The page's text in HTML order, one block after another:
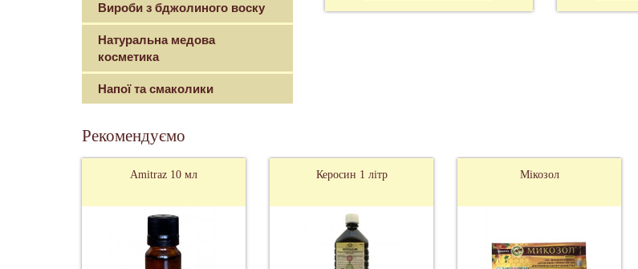
Вироби з бджолиного воску
Натуральна медова
косметика
Напої та смаколики
Рекомендуємо
Amitraz 10 мл Керосин 1 літр Мікозол